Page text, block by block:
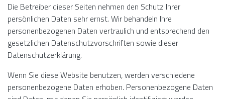
Die Betreiber dieser Seiten nehmen den Schutz Ihrer
persönlichen Daten sehr ernst. Wir behandeln Ihre
personenbezogenen Daten vertraulich und entsprechend den
gesetzlichen Datenschutzvorschriften sowie dieser
Datenschutzerklärung.
Wenn Sie diese Website benutzen, werden verschiedene
personenbezogene Daten erhoben. Personenbezogene Daten